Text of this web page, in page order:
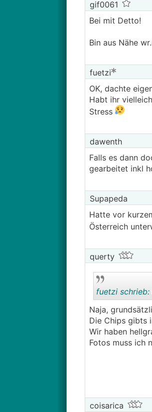
gif0061
Bei mit Detto!
Bin aus Nähe
fuetzi
OK, dachte
Habt ihr
Stress
dawenth
Falls es dann
gearbeitet inkl
Supapeda
Hatte vor
Österreich
querty
fuetzi schrieb:
Naja,
Die Chips gibts
Wir haben
Fotos muss ich
coisarica